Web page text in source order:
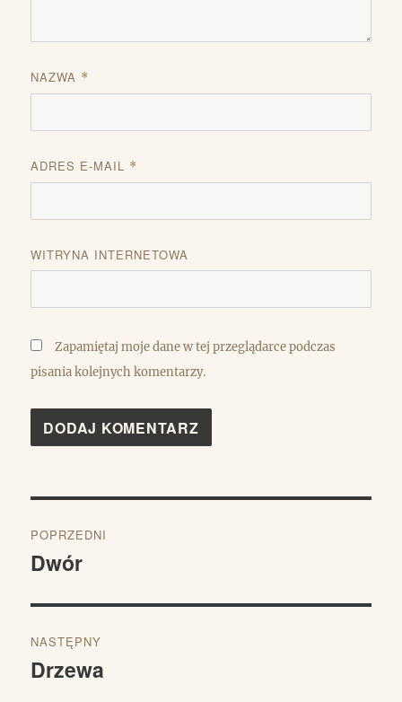
NAZWA *
ADRES E-MAIL *
WITRYNA INTERNETOWA
Zapamiętaj moje dane w tej przeglądarce podczas
pisania kolejnych komentarzy.
wpisu
POPRZEDNI
Poprzedni
Dwór
NASTĘPNY
Następny
Drzewa